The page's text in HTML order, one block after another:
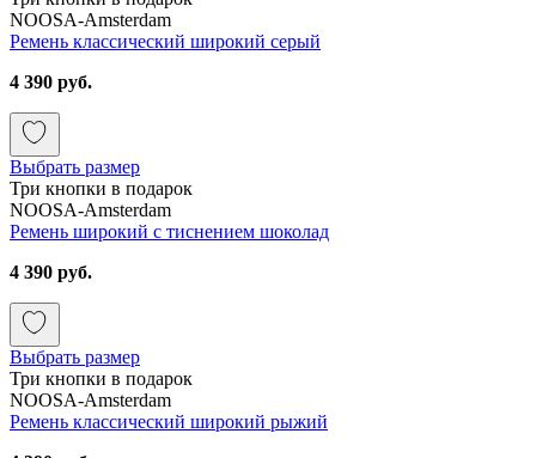
NOOSA-Amsterdam
Ремень классический широкий серый
4 390 руб.
Выбрать размер
Три кнопки в подарок
NOOSA-Amsterdam
Ремень широкий с тиснением шоколад
4 390 руб.
Выбрать размер
Три кнопки в подарок
NOOSA-Amsterdam
Ремень классический широкий рыжий